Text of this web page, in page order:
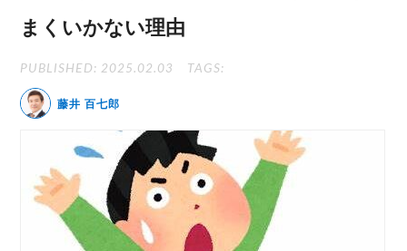
体験セミナーの詳細・申込
まくいかない理由
PUBLISHED: 2025.02.03 TAGS:
藤井 百七郎